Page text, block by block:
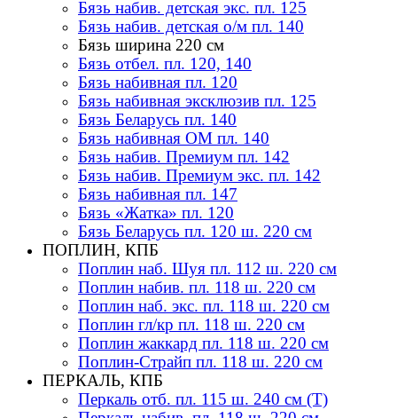
Бязь набив. детская экс. пл. 125
Бязь набив. детская о/м пл. 140
Бязь ширина 220 см
Бязь отбел. пл. 120, 140
Бязь набивная пл. 120
Бязь набивная эксклюзив пл. 125
Бязь Беларусь пл. 140
Бязь набивная ОМ пл. 140
Бязь набив. Премиум пл. 142
Бязь набив. Премиум экс. пл. 142
Бязь набивная пл. 147
Бязь «Жатка» пл. 120
Бязь Беларусь пл. 120 ш. 220 см
ПОПЛИН, КПБ
Поплин наб. Шуя пл. 112 ш. 220 см
Поплин набив. пл. 118 ш. 220 см
Поплин наб. экс. пл. 118 ш. 220 см
Поплин гл/кр пл. 118 ш. 220 см
Поплин жаккард пл. 118 ш. 220 см
Поплин-Страйп пл. 118 ш. 220 см
ПЕРКАЛЬ, КПБ
Перкаль отб. пл. 115 ш. 240 см (Т)